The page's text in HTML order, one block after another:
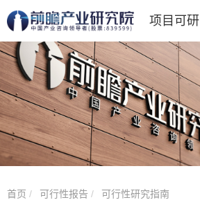
项目可研
首页 可行性报告 可行性研究指南